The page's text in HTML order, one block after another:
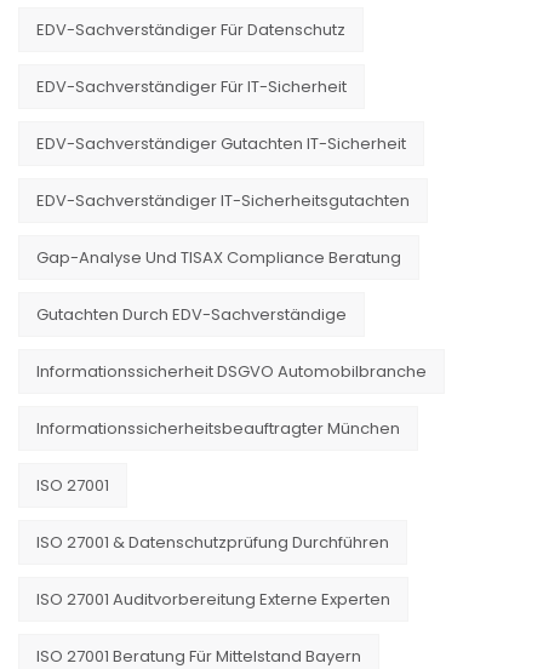
EDV-Sachverständiger Für Datenschutz
EDV-Sachverständiger Für IT-Sicherheit
EDV-Sachverständiger Gutachten IT-Sicherheit
EDV-Sachverständiger IT-Sicherheitsgutachten
Gap-Analyse Und TISAX Compliance Beratung
Gutachten Durch EDV-Sachverständige
Informationssicherheit DSGVO Automobilbranche
Informationssicherheitsbeauftragter München
ISO 27001
ISO 27001 & Datenschutzprüfung Durchführen
ISO 27001 Auditvorbereitung Externe Experten
ISO 27001 Beratung Für Mittelstand Bayern